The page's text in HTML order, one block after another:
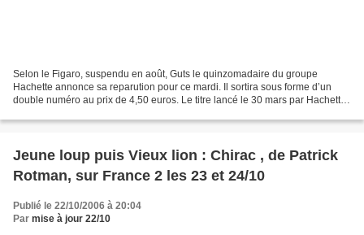
Selon le Figaro, suspendu en août, Guts le quinzomadaire du groupe
Hachette annonce sa reparution pour ce mardi. Il sortira sous forme d’un
double numéro au prix de 4,50 euros. Le titre lancé le 30 mars par Hachette
Jeune loup puis Vieux lion : Chirac , de Patrick
Rotman, sur France 2 les 23 et 24/10
Publié le 22/10/2006 à 20:04
Par mise à jour 22/10